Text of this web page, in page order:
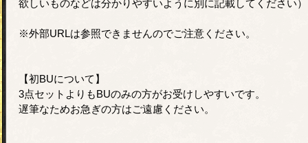
欲しいものなどは分かりやすいように別に記載してください）
※外部URLは参照できませんのでご注意ください。
【初BUについて】
3点セットよりもBUのみの方がお受けしやすいです。
遅筆なためお急ぎの方はご遠慮ください。